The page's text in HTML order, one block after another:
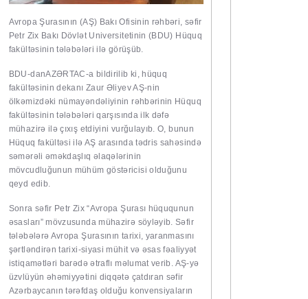
Avropa Şurasının (AŞ) Bakı Ofisinin rəhbəri, səfir
Petr Zix Bakı Dövlət Universitetinin (BDU) Hüquq
fakültəsinin tələbələri ilə görüşüb.
BDU-danAZƏRTAC-a bildirilib ki, hüquq
fakültəsinin dekanı Zaur Əliyev AŞ-nin
ölkəmizdəki nümayəndəliyinin rəhbərinin Hüquq
fakültəsinin tələbələri qarşısında ilk dəfə
mühazirə ilə çıxış etdiyini vurğulayıb. O, bunun
Hüquq fakültəsi ilə AŞ arasında tədris sahəsində
səmərəli əməkdaşlıq əlaqələrinin
mövcudluğunun mühüm göstəricisi olduğunu
qeyd edib.
Sonra səfir Petr Zix “Avropa Şurası hüququnun
əsasları” mövzusunda mühazirə söyləyib. Səfir
tələbələrə Avropa Şurasının tarixi, yaranmasını
şərtləndirən tarixi-siyasi mühit və əsas fəaliyyət
istiqamətləri barədə ətraflı məlumat verib. AŞ-yə
üzvlüyün əhəmiyyətini diqqətə çatdıran səfir
Azərbaycanın tərəfdaş olduğu konvensiyaların